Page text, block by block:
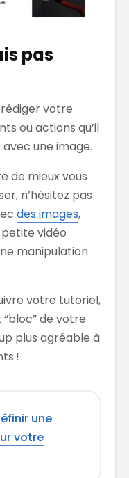
pas
rédiger votre
ou actions qu’il
une image.
de mieux vous
n’hésitez pas
des images,
vidéo
manipulation
votre tutoriel,
de votre
plus agréable à
!
une
votre